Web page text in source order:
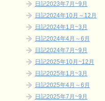
日記2023年7月~9月
日記2024年10月～12月
日記2024年1月~3月
日記2024年4月～6月
日記2024年7月~9月
日記2025年10月~12月
日記2025年1月~3月
日記2025年4月～6月
日記2025年7月~9月